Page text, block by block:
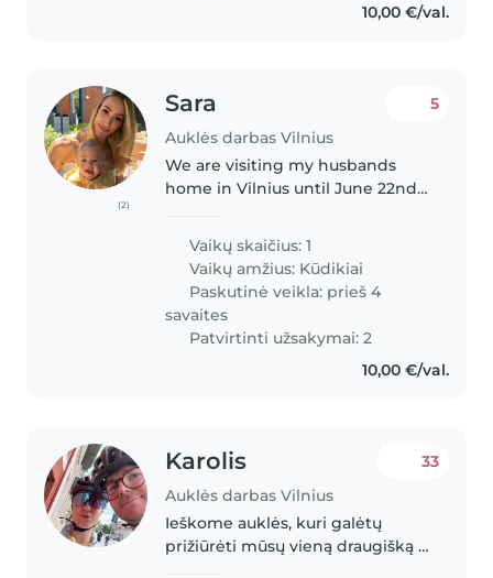
10,00 €/val.
(2)
Sara
Auklės darbas Vilnius
5
We are visiting my husbands
home in Vilnius until June 22nd,
little guy. Alek is 14months old.
He's a very fun and curious little
boy. Mother is American..
Vaikų skaičius: 1
Vaikų amžius: Kūdikiai
Paskutinė veikla: prieš 4
savaites
Patvirtinti užsakymai: 2
10,00 €/val.
Karolis
Auklės darbas Vilnius
33
Ieškome auklės, kuri galėtų
prižiūrėti mūsų vieną draugišką ir